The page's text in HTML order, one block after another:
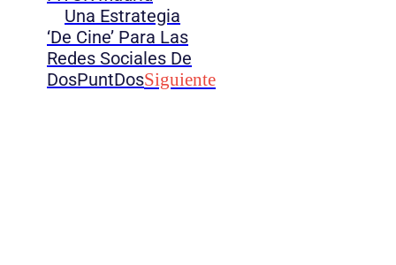
Una Estrategia
‘de Cine’ Para Las
Redes Sociales De
DosPuntDosSiguiente